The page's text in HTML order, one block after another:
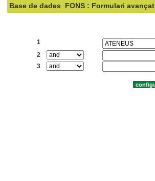
Base de dades FONS : Formulari avançat
1
2
3